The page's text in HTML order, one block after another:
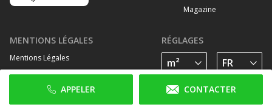
APPELER CONTACTER
Magazine
MENTIONS LÉGALES
Mentions Légales
Traitement des données personelles
Politique de cookies
RÉGLAGES
SUIVEZ-NOUS SUR